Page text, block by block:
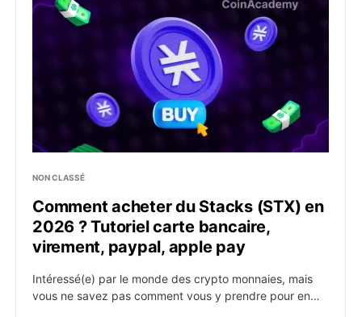
NON CLASSÉ
Comment acheter du Stacks (STX) en
2026 ? Tutoriel carte bancaire,
virement, paypal, apple pay
Intéressé(e) par le monde des crypto monnaies, mais
vous ne savez pas comment vous y prendre pour en…